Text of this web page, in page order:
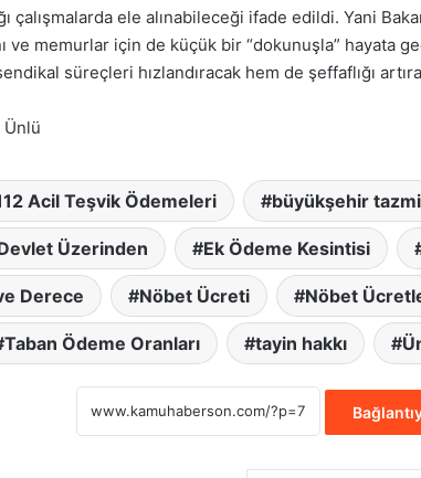
çalışmalarda ele alınabileceği ifade edildi. Yani
ve memurlar için de küçük bir “dokunuşla” hayata
süreçleri hızlandıracak hem de şeffaflığı
Ünlü
Acil Teşvik Ödemeleri büyükşehir
Üzerinden Ek Ödeme Kesintisi
Derece Nöbet Ücreti Nöbet
Taban Ödeme Oranları tayin hakkı